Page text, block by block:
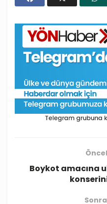
Boykot amacına